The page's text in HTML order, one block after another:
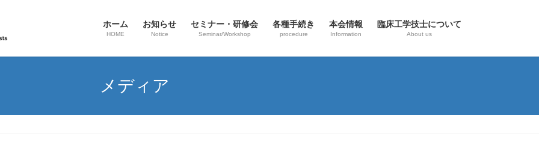
ホーム
HOME
お知らせ
Notice
セミナー・研修会
Seminar/Workshop
各種手続き
procedure
本会情報
Information
臨床工学技士について
About us
メディア